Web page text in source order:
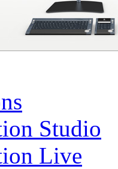
Studio
Live